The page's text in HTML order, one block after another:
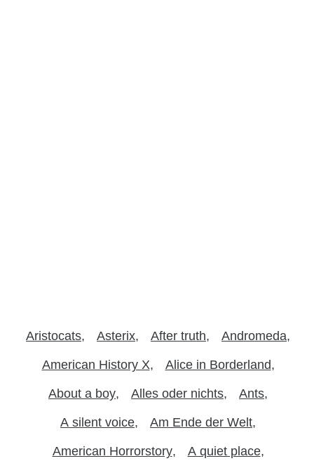
Aristocats Asterix After truth Andromeda
American History X Alice in Borderland
About a boy Alles oder nichts Ants
A silent voice Am Ende der Welt
American Horrorstory A quiet place